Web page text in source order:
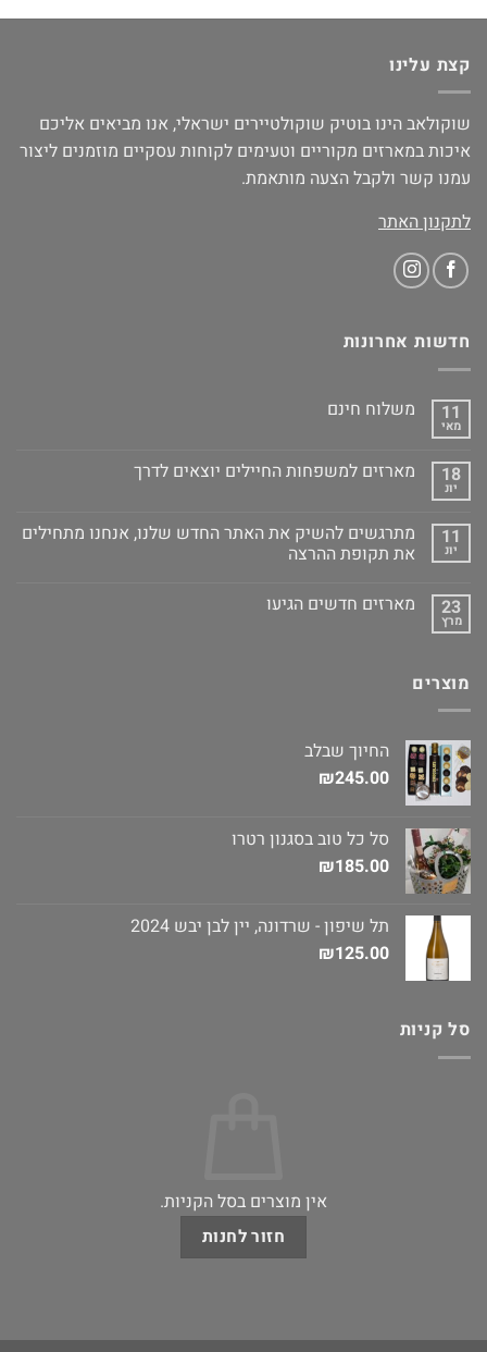
קצת עלינו
שוקולאב הינו בוטיק שוקולטיירים ישראלי, אנו מביאים אליכם
איכות במארזים מקוריים וטעימים לקוחות עסקיים מוזמנים ליצור
עמנו קשר ולקבל הצעה מותאמת.
לתקנון האתר
חדשות אחרונות
11
מאי
משלוח חינם
18
יונ
מארזים למשפחות החיילים יוצאים לדרך
11
יונ
מתרגשים להשיק את האתר החדש שלנו, אנחנו מתחילים
את תקופת ההרצה
23
מרץ
מארזים חדשים הגיעו
מוצרים
החיוך שבלב
₪245.00
סל כל טוב בסגנון רטרו
₪185.00
תל שיפון - שרדונה, יין לבן יבש 2024
₪125.00
סל קניות
אין מוצרים בסל הקניות.
חזור לחנות